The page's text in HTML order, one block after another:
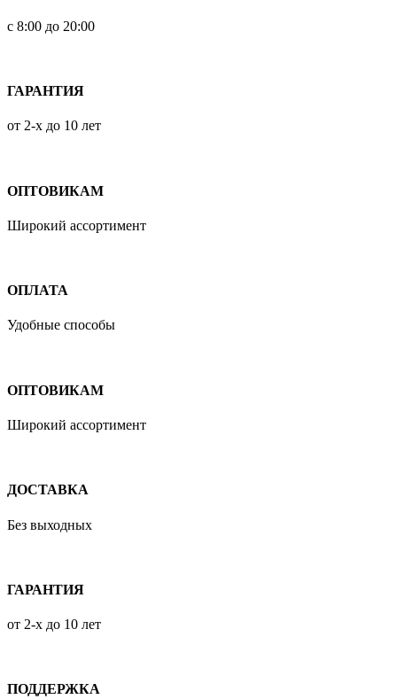
с 8:00 до 20:00
ГАРАНТИЯ
от 2-х до 10 лет
ОПТОВИКАМ
Широкий ассортимент
ОПЛАТА
Удобные способы
ОПТОВИКАМ
Широкий ассортимент
ДОСТАВКА
Без выходных
ГАРАНТИЯ
от 2-х до 10 лет
ПОДДЕРЖКА